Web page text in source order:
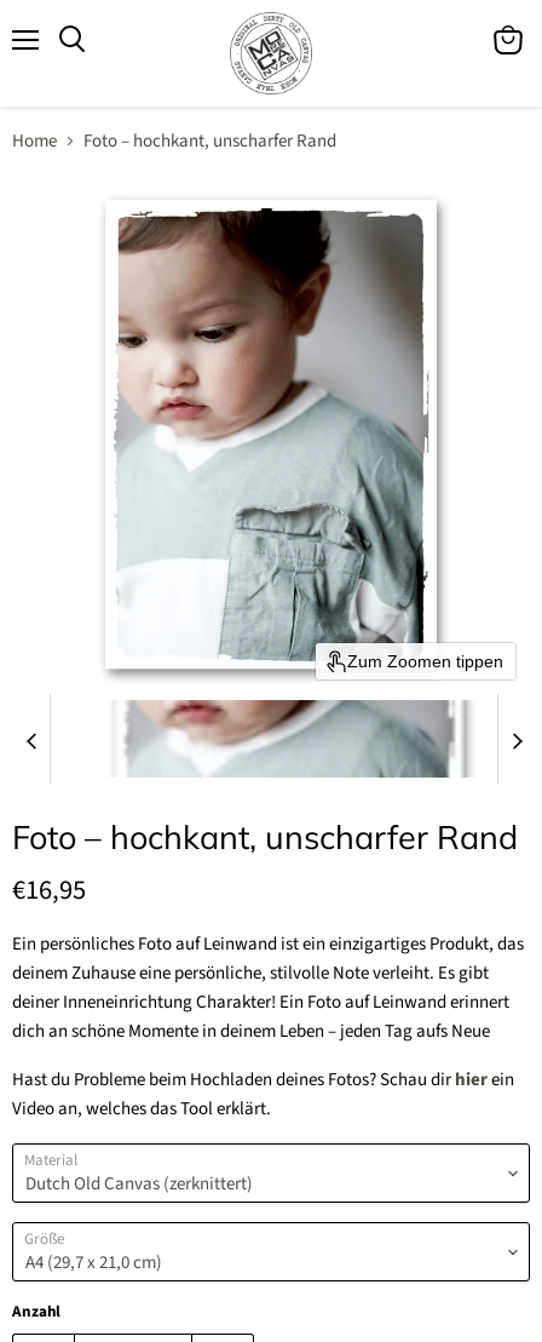
Home Foto – hochkant, unscharfer Rand
Zum Zoomen tippen
Foto – hochkant, unscharfer Rand
Aktueller Preis
€16,95
Ein persönliches Foto auf Leinwand ist ein einzigartiges Produkt, das
deinem Zuhause eine persönliche, stilvolle Note verleiht. Es gibt
deiner Inneneinrichtung Charakter! Ein Foto auf Leinwand erinnert
dich an schöne Momente in deinem Leben – jeden Tag aufs Neue
Hast du Probleme beim Hochladen deines Fotos? Schau dirhierein
Video an, welches das Tool erklärt.
Material
Größe
Anzahl